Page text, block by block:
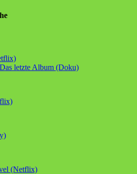
letzte Album (Doku)
(Netflix)